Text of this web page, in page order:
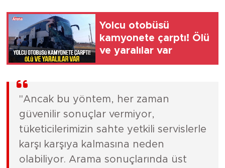
Yolcu otobüsü
kamyonete çarptı! Ölü
ve yaralılar var
"Ancak bu yöntem, her zaman
güvenilir sonuçlar vermiyor,
tüketicilerimizin sahte yetkili servislerle
karşı karşıya kalmasına neden
olabiliyor. Arama sonuçlarında üst